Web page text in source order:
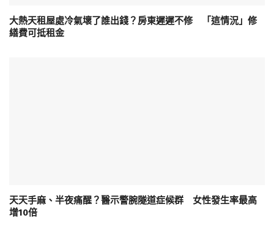
大熱天租屋處冷氣壞了誰出錢？房東遲遲不修 「這情況」修
繕費可抵租金
天天手麻、半夜痛醒？醫示警腕隧道症候群 女性發生率最高
增10倍